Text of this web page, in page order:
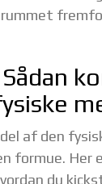
af den
formue. Her
du